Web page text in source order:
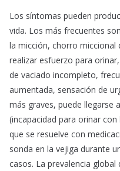
Los síntomas pueden
vida. Los más frecuentes
la micción, chorro miccional
realizar esfuerzo para
de vaciado incompleto,
aumentada, sensación de
más graves, puede llegarse
(incapacidad para orinar
que se resuelve con
sonda en la vejiga durante
casos. La prevalencia